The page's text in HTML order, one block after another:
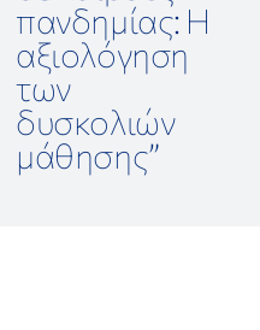
πανδημίας: Η
αξιολόγηση
των
δυσκολιών
μάθησης”